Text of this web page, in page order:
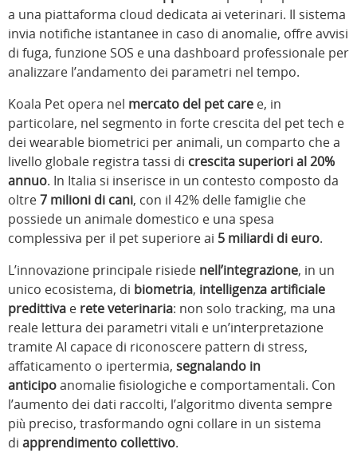
a una piattaforma cloud dedicata ai veterinari. Il sistema
invia notifiche istantanee in caso di anomalie, offre avvisi
di fuga, funzione SOS e una dashboard professionale per
analizzare l’andamento dei parametri nel tempo.
Koala Pet opera nel mercato del pet care e, in
particolare, nel segmento in forte crescita del pet tech e
dei wearable biometrici per animali, un comparto che a
livello globale registra tassi di crescita superiori al 20%
annuo. In Italia si inserisce in un contesto composto da
oltre7 milioni di cani, con il 42% delle famiglie che
possiede un animale domestico e una spesa
complessiva per il pet superiore ai 5 miliardi di euro.
L’innovazione principale risiede nell’integrazione, in un
unico ecosistema, di biometria, intelligenza artificiale
predittiva e rete veterinaria: non solo tracking, ma una
reale lettura dei parametri vitali e un’interpretazione
tramite AI capace di riconoscere pattern di stress,
affaticamento o ipertermia, segnalando in
anticipoanomalie fisiologiche e comportamentali. Con
l’aumento dei dati raccolti, l’algoritmo diventa sempre
più preciso, trasformando ogni collare in un sistema
di apprendimento collettivo.